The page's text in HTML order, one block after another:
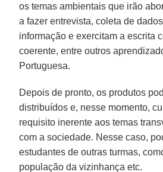
os temas ambientais que irão
a fazer entrevista, coleta de
informação e exercitam a escrita
coerente, entre outros
Portuguesa.
Depois de pronto, os produtos
distribuídos e, nesse momento,
requisito inerente aos temas
com a sociedade. Nesse caso,
estudantes de outras turmas,
população da vizinhança etc.